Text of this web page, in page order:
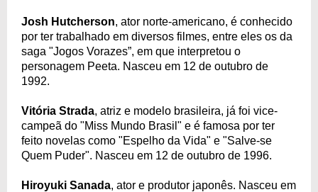
Josh Hutcherson, ator norte-americano, é conhecido
por ter trabalhado em diversos filmes, entre eles os da
saga "Jogos Vorazes”, em que interpretou o
personagem Peeta. Nasceu em 12 de outubro de
1992.
Vitória Strada, atriz e modelo brasileira, já foi vice-
campeã do "Miss Mundo Brasil" e é famosa por ter
feito novelas como "Espelho da Vida" e "Salve-se
Quem Puder". Nasceu em 12 de outubro de 1996.
Hiroyuki Sanada, ator e produtor japonês. Nasceu em